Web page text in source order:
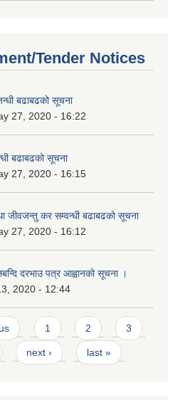
Tender Notices
बढाबढको सूचना
27, 2020 - 16:22
बढाबढको सूचना
27, 2020 - 16:15
जीवजन्तु कर सम्वन्धी बढाबढको सूचना
27, 2020 - 16:12
दरभाउ पत्र आह्वानको सूचना ।
2020 - 12:44
1 2 3
next › last »